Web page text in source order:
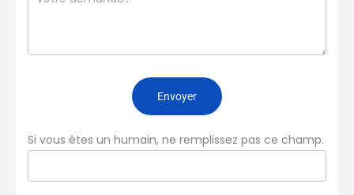
Envoyer
Si vous êtes un humain, ne remplissez pas ce champ.